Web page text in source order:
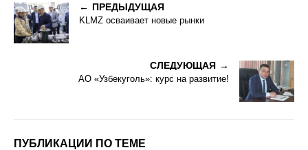
ПРЕДЫДУЩАЯ
KLMZ осваивает новые рынки
СЛЕДУЮЩАЯ
АО «Узбекуголь»: курс на развитие!
ПУБЛИКАЦИИ ПО ТЕМЕ